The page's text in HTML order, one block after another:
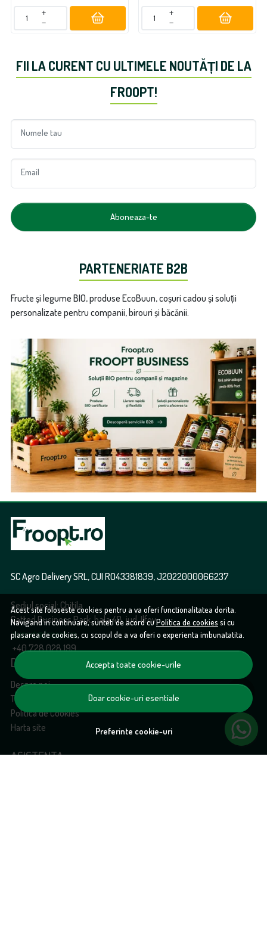
Acest site foloseste cookies pentru a va oferi functionalitatea dorita.
Navigand in continuare, sunteti de acord cuPolitica de cookies si cu
plasarea de cookies, cu scopul de a va oferi o experienta imbunatatita.
Accepta toate cookie-urile
Doar cookie-uri esentiale
Preferinte cookie-uri
+
−
+
−
FII LA CURENT CU ULTIMELE NOUTĂȚI DE LA
FROOPT!
Numele tau
Email
Aboneaza-te
PARTENERIATE B2B
Fructe și legume BIO, produse EcoBuun, coșuri cadou și soluții
personalizate pentru companii, birouri și băcănii.
SC Agro Delivery SRL, CUI RO43381839, J2022000066237
Sediul social: Chitila
Catted Business Park, hala 4B, jud. Ilfov
suport@froopt.ro
+40 728 028 199
DESPRE NOI
Despre noi
Termeni si conditii
Politica de Cookies
Harta site
ASISTENTA